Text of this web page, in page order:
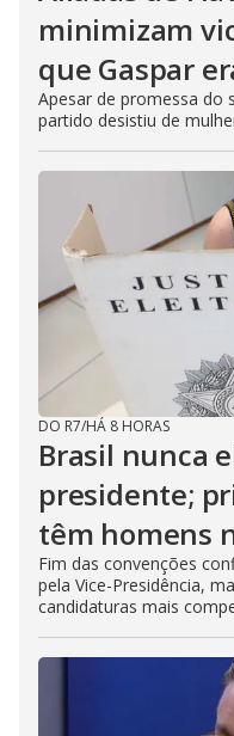
minimizam
que Gaspar
Apesar de promessa do
partido desistiu de
DO R7/HÁ 8 HORAS
Brasil nunca
presidente;
têm homens
Fim das convenções
pela Vice-Presidência,
candidaturas mais